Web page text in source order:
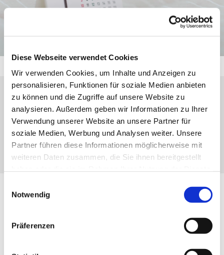
Diese Webseite verwendet Cookies
Wir verwenden Cookies, um Inhalte und Anzeigen zu
personalisieren, Funktionen für soziale Medien anbieten
zu können und die Zugriffe auf unsere Website zu
analysieren. Außerdem geben wir Informationen zu Ihrer
Verwendung unserer Website an unsere Partner für
soziale Medien, Werbung und Analysen weiter. Unsere
Partner führen diese Informationen möglicherweise mit
weiteren Daten zusammen, die Sie ihnen bereitgestellt
Notwendig
Präferenzen
Dienstag, 17. November 2026, 15:00 Uhr
Gemeindesaal, Kirchberg 25, 35708
Haiger-Sechshelden